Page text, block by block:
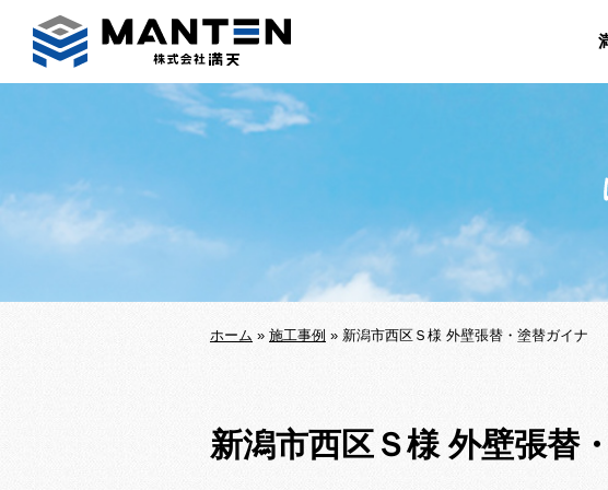
ホーム » 施工事例 » 新潟市西区Ｓ様 外壁張替・塗替ガイナ
新潟市西区Ｓ様 外壁張替